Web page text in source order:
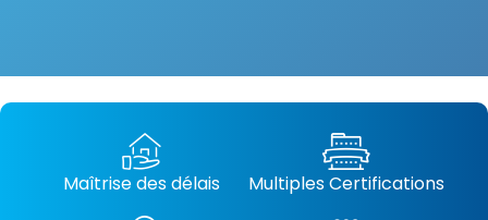
Maîtrise des délais Multiples Certifications